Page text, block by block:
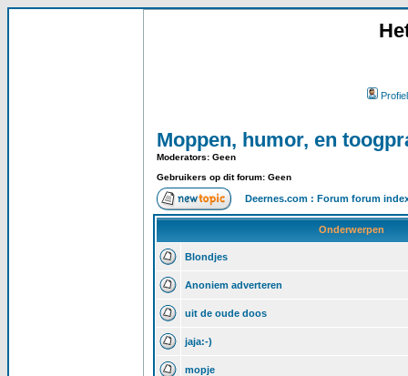
Profiel
Moppen, humor, en
Moderators: Geen
Gebruikers op dit forum: Geen
Deernes.com : Forum forum
Onderwerpen
Blondjes
Anoniem adverteren
uit de oude doos
jaja:-)
mopje